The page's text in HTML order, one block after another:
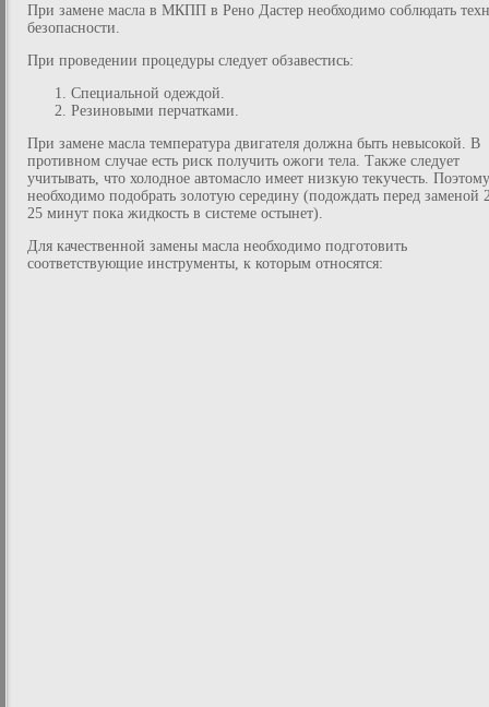
При замене масла в МКПП в Рено Дастер необходимо соблюдать
безопасности.
При проведении процедуры следует обзавестись:
Специальной одеждой.
Резиновыми перчатками.
При замене масла температура двигателя должна быть невысокой. В
противном случае есть риск получить ожоги тела. Также следует
учитывать, что холодное автомасло имеет низкую текучесть. Поэтому
необходимо подобрать золотую середину (подождать перед заменой
25 минут пока жидкость в системе остынет).
Для качественной замены масла необходимо подготовить
соответствующие инструменты, к которым относятся: